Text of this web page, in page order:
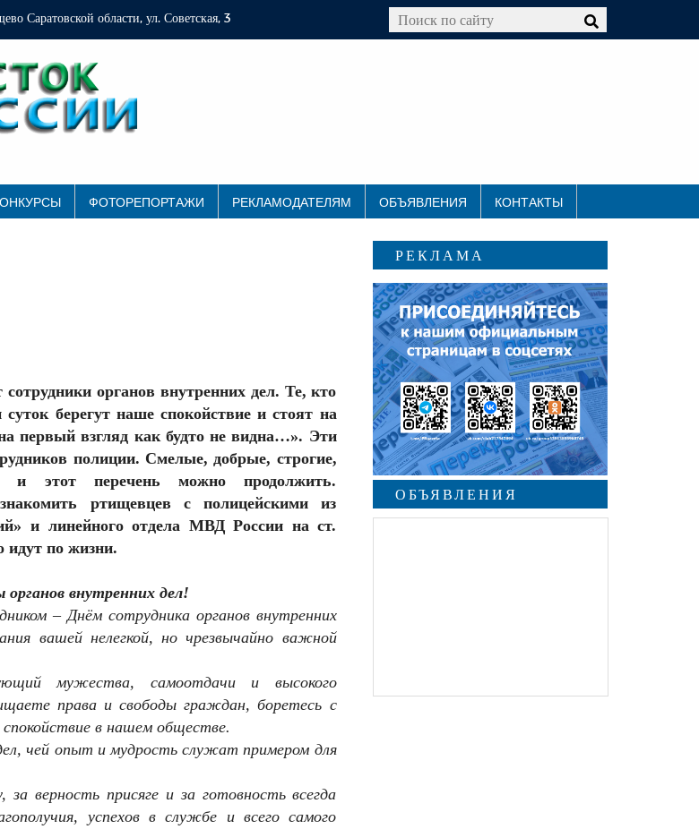
Саратовской области, ул. Советская, 3
ФОТОРЕПОРТАЖИ РЕКЛАМОДАТЕЛЯМ ОБЪЯВЛЕНИЯ КОНТАКТЫ
органов внутренних дел. Те, кто
берегут наше спокойствие и стоят на
первый взгляд как будто не видна…». Эти
полиции. Смелые, добрые, строгие,
и этот перечень можно продолжить.
ртищевцев с полицейскими из
и линейного отдела МВД России на ст.
идут по жизни.
внутренних дел!
– Днём сотрудника органов внутренних
вашей нелегкой, но чрезвычайно важной
мужества, самоотдачи и высокого
права и свободы граждан, боретесь с
в нашем обществе.
чей опыт и мудрость служат примером для
верность присяге и за готовность всегда
успехов в службе и всего самого
РЕКЛАМА
ОБЪЯВЛЕНИЯ